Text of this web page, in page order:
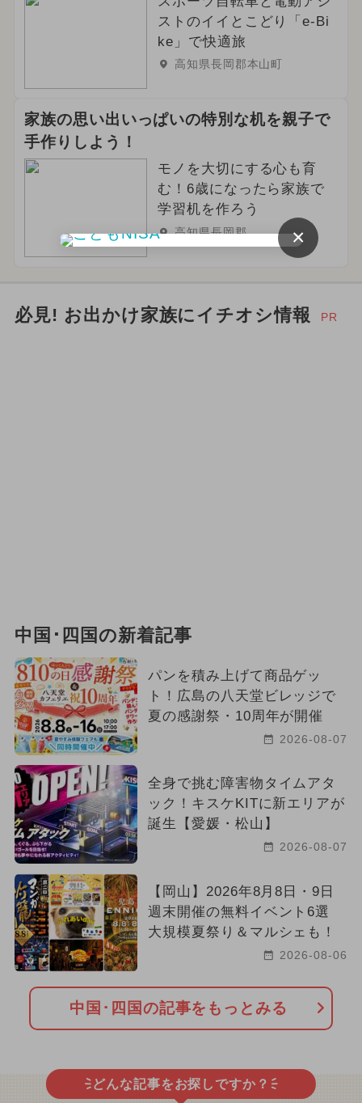
ストのイイとこどり「e-Bi
ke」で快適旅
高知県長岡郡本山町
家族の思い出いっぱいの特別な机を親子で
手作りしよう！
モノを大切にする心も育
む！6歳になったら家族で
学習机を作ろう
高知県長岡郡
必見! お出かけ家族にイチオシ情報 PR
中国･四国の新着記事
パンを積み上げて商品ゲッ
ト！広島の八天堂ビレッジで
夏の感謝祭・10周年が開催
2026-08-07
全身で挑む障害物タイムアタ
ック！キスケKITに新エリアが
誕生【愛媛・松山】
2026-08-07
【岡山】2026年8月8日・9日
週末開催の無料イベント6選
大規模夏祭り＆マルシェも！
2026-08-06
中国･四国の記事をもっとみる
どんな記事をお探しですか？
×